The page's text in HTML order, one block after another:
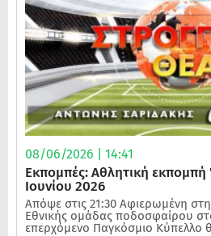
08/06/2026 | 14:41
Εκπομπές: Αθλητική
Ιουνίου 2026
Απόψε στις 21:30 Αφιερωμένη
Εθνικής ομάδας ποδοσφαίρου
επερχόμενο Παγκόσμιο Κύπελλο